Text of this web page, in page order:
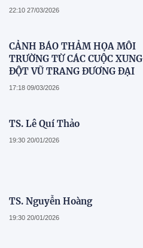
22:10 27/03/2026
CẢNH BÁO THẢM HỌA MÔI
TRƯỜNG TỪ CÁC CUỘC XUNG
ĐỘT VŨ TRANG ĐƯƠNG ĐẠI
17:18 09/03/2026
TS. Lê Quí Thảo
19:30 20/01/2026
TS. Nguyễn Hoàng
19:30 20/01/2026